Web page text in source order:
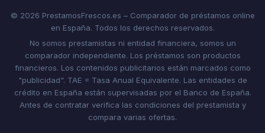
© 2026 PrestamosFrescos.es – Comparador de préstamos online
en España. Todos los derechos reservados.
No somos prestamistas ni entidad financiera, somos un
comparador independiente. Los préstamos son productos
financieros. Los contenidos publicitarios están marcados como
"publicidad". TAE = Tasa Anual Equivalente. Las entidades de
crédito en España están supervisadas por el Banco de España.
Antes de contratar verifica las condiciones del prestamista y
compara varias ofertas.